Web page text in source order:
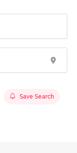
Save Search